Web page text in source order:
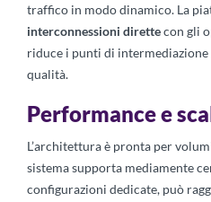
traffico in modo dinamico. La
interconnessioni direttecon gli
riduce i punti di
qualità.
Performance e
L’architettura è pronta per
sistema supporta mediamente
configurazioni dedicate, può